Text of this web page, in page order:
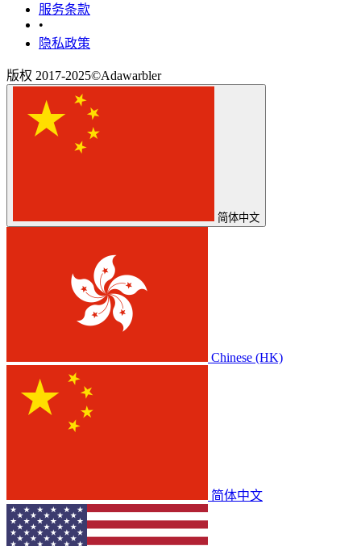
‎服务条款‎
•
隐私政策
版权 2017-2025©Adawarbler
简体中文
Chinese (HK)
简体中文